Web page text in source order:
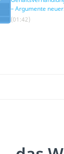
– Argumente neuer
Job
(01:42)